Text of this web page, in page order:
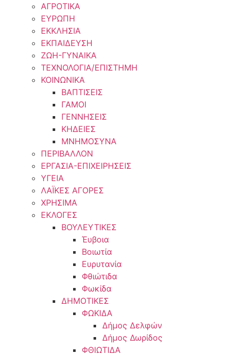
ΑΓΡΟΤΙΚΑ
ΕΥΡΩΠΗ
ΕΚΚΛΗΣΙΑ
ΕΚΠΑΙΔΕΥΣΗ
ΖΩΗ-ΓΥΝΑΙΚΑ
ΤΕΧΝΟΛΟΓΙΑ/ΕΠΙΣΤΗΜΗ
ΚΟΙΝΩΝΙΚΑ
ΒΑΠΤΙΣΕΙΣ
ΓΑΜΟΙ
ΓΕΝΝΗΣΕΙΣ
ΚΗΔΕΙΕΣ
ΜΝΗΜΟΣΥΝΑ
ΠΕΡΙΒΑΛΛΟΝ
ΕΡΓΑΣΙΑ-ΕΠΙΧΕΙΡΗΣΕΙΣ
ΥΓΕΙΑ
ΛΑΪΚΕΣ ΑΓΟΡΕΣ
ΧΡΗΣΙΜΑ
ΕΚΛΟΓΕΣ
ΒΟΥΛΕΥΤΙΚΕΣ
Έυβοια
Βοιωτία
Ευρυτανία
Φθιώτιδα
Φωκίδα
ΔΗΜΟΤΙΚΕΣ
ΦΩΚΙΔΑ
Δήμος Δελφών
Δήμος Δωρίδος
ΦΘΙΩΤΙΔΑ